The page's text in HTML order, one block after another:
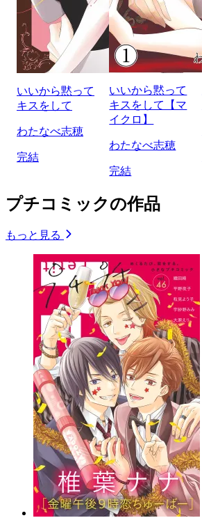
いいから黙って
キスをして
わたなべ志穂
完結
いいから黙って
キスをして【マ
イクロ】
わたなべ志穂
完結
プチコミックの作品
もっと見る